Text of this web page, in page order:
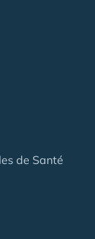
de Santé